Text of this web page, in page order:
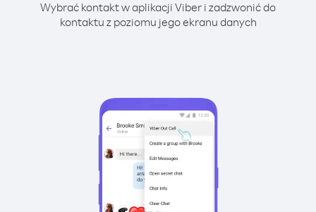
Wybrać kontakt w aplikacji Viber i zadzwonić do
kontaktu z poziomu jego ekranu danych